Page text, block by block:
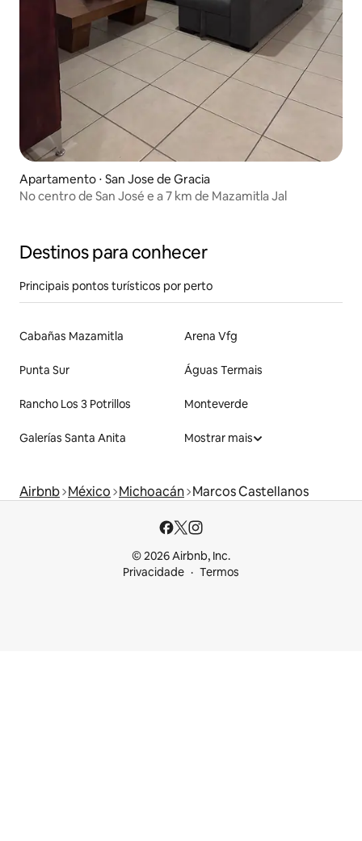
Apartamento ⋅ San Jose de Gracia
No centro de San José e a 7 km de Mazamitla Jal
Destinos para conhecer
Principais pontos turísticos por perto
Cabañas Mazamitla Arena Vfg
Punta Sur Águas Termais
Rancho Los 3 Potrillos Monteverde
Galerías Santa Anita Mostrar mais
Airbnb México Michoacán Marcos Castellanos
© 2026 Airbnb, Inc.
Privacidade
Termos